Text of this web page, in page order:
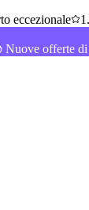
eccezionale
offerte